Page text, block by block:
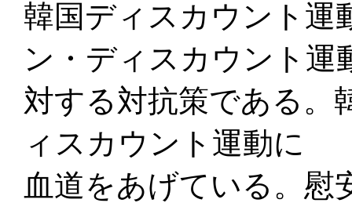
韓国ディスカウント運
ン・ディスカウント運
対する対抗策である。
ィスカウント運動に
血道をあげている。慰